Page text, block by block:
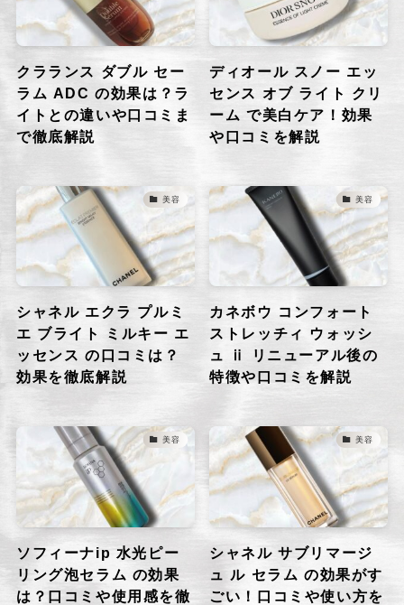
クラランス ダブル セー
ラム ADC の効果は？ラ
イトとの違いや口コミま
で徹底解説
ディオール スノー エッ
センス オブ ライト クリ
ーム で美白ケア！効果
や口コミを解説
美容
シャネル エクラ プルミ
エ ブライト ミルキー エ
ッセンス の口コミは？
効果を徹底解説
美容
カネボウ コンフォート
ストレッチィ ウォッシ
ュ ⅱ リニューアル後の
特徴や口コミを解説
美容
ソフィーナip 水光ピー
リング泡セラム の効果
は？口コミや使用感を徹
美容
シャネル サブリマージ
ュ ル セラム の効果がす
ごい！口コミや使い方を